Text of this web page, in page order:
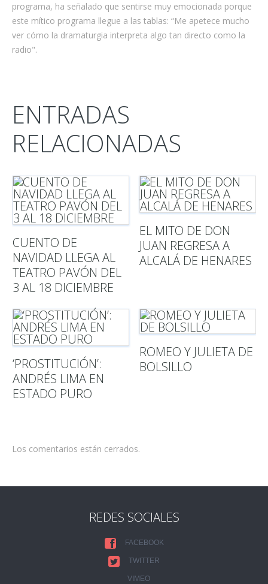
programa, ha señalado que sentirse muy emocionada porque
este mítico programa llegue a las tablas: “Me apetece mucho
ver cómo la dramaturgia interpreta algo tan directo como la
radio".
ENTRADAS
RELACIONADAS
CUENTO DE
NAVIDAD LLEGA AL
TEATRO PAVÓN DEL
3 AL 18 DICIEMBRE
EL MITO DE DON
JUAN REGRESA A
ALCALÁ DE HENARES
‘PROSTITUCIÓN’:
ANDRÉS LIMA EN
ESTADO PURO
ROMEO Y JULIETA DE
BOLSILLO
Los comentarios están cerrados.
REDES SOCIALES
FACEBOOK
TWITTER
VIMEO